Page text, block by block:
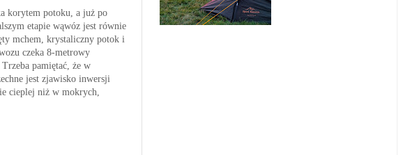
korytem potoku, a już po
etapie wąwóz jest równie
mchem, krystaliczny potok i
czeka 8-metrowy
pamiętać, że w
jest zjawisko inwersji
cieplej niż w mokrych,